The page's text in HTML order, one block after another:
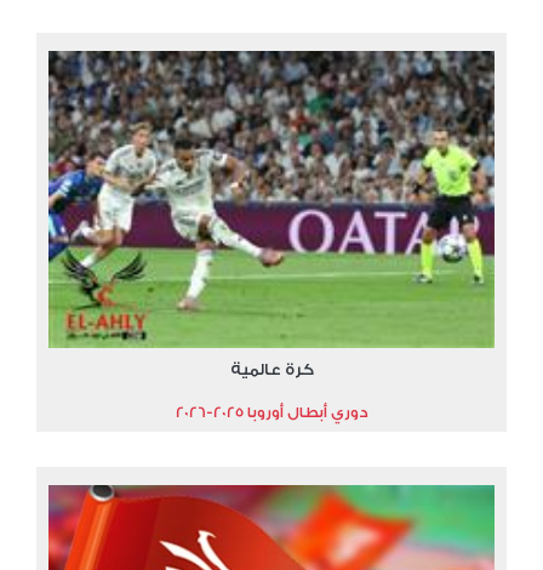
كرة عالمية
دوري أبطال أوروبا 2025-2026